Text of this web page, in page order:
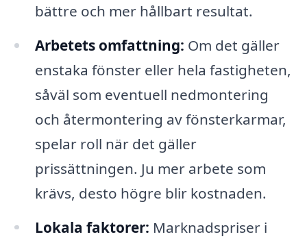
bättre och mer hållbart resultat.
Arbetets omfattning: Om det gäller
enstaka fönster eller hela fastigheten,
såväl som eventuell nedmontering
och återmontering av fönsterkarmar,
spelar roll när det gäller
prissättningen. Ju mer arbete som
krävs, desto högre blir kostnaden.
Lokala faktorer: Marknadspriser i